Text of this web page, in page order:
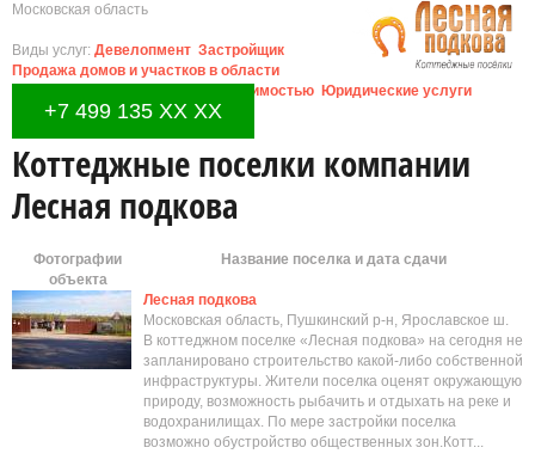
Московская область
Виды услуг: Девелопмент Застройщик
Продажа домов и участков в области
Сопровождение сделок с недвижимостью Юридические услуги
+7 499 135 XX XX
Коттеджные поселки компании
Лесная подкова
Фотографии
объекта
Название поселка и дата сдачи
Лесная подкова
Московская область, Пушкинский р-н, Ярославское ш.
В коттеджном поселке «Лесная подкова» на сегодня не
запланировано строительство какой-либо собственной
инфраструктуры. Жители поселка оценят окружающую
природу, возможность рыбачить и отдыхать на реке и
водохранилищах. По мере застройки поселка
возможно обустройство общественных зон.Котт...